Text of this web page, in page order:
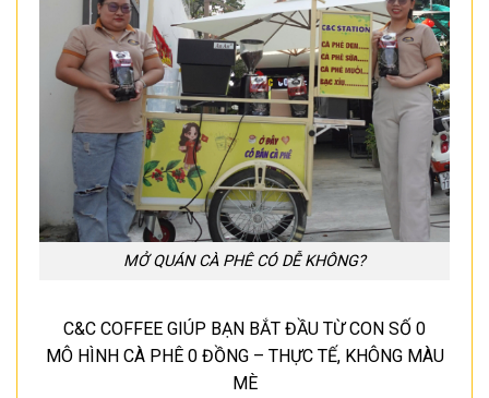
MỞ QUÁN CÀ PHÊ CÓ DỄ KHÔNG?
C&C COFFEE GIÚP BẠN BẮT ĐẦU TỪ CON SỐ 0
MÔ HÌNH CÀ PHÊ 0 ĐỒNG – THỰC TẾ, KHÔNG MÀU
MÈ